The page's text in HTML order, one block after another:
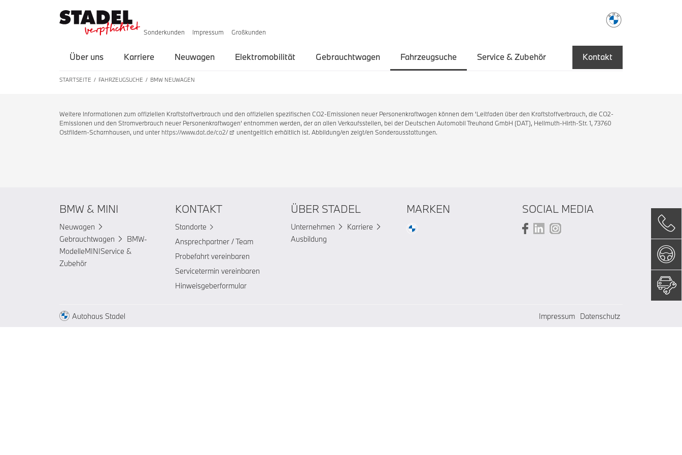
Sonderkunden Impressum Großkunden
Über uns Karriere Neuwagen Elektromobilität Gebrauchtwagen Fahrzeugsuche Service & Zubehör Kontakt
STARTSEITE FAHRZEUGSUCHE BMW NEUWAGEN
Weitere Informationen zum offiziellen Kraftstoffverbrauch und den offiziellen spezifischen CO2-Emissionen neuer Personenkraftwagen können dem 'Leitfaden über den Kraftstoffverbrauch, die CO2-
Emissionen und den Stromverbrauch neuer Personenkraftwagen' entnommen werden, der an allen Verkaufsstellen, bei der Deutschen Automobil Treuhand GmbH (DAT), Hellmuth-Hirth-Str. 1, 73760
Ostfildern-Scharnhausen, und unter https://www.dat.de/co2/ unentgeltlich erhältlich ist. Abbildung/en zeigt/en Sonderausstattungen.
BMW & MINI
Neuwagen
Gebrauchtwagen
BMW-
ModelleMINIService &
Zubehör
KONTAKT
Standorte
Ansprechpartner / Team
Probefahrt vereinbaren
Servicetermin vereinbaren
Hinweisgeberformular
ÜBER STADEL
Unternehmen
Karriere
Ausbildung
MARKEN SOCIAL MEDIA
Autohaus Stadel Impressum Datenschutz